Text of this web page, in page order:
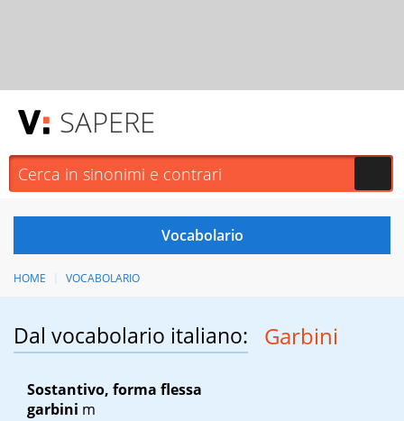
SAPERE
HOME VOCABOLARIO
Dal vocabolario italiano: Garbini
Sostantivo, forma flessa
garbini m